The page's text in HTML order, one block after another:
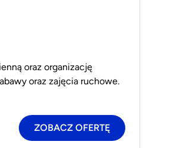
oraz organizację
oraz zajęcia ruchowe.
ZOBACZ OFERTĘ